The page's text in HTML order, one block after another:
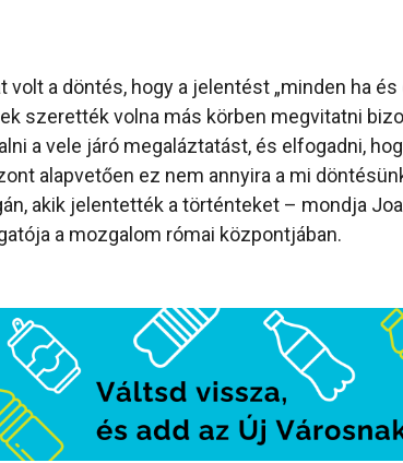
a döntés, hogy a jelentést „minden ha és
szerették volna más körben megvitatni
a vele járó megaláztatást, és elfogadni,
alapvetően ez nem annyira a mi
akik jelentették a történteket – mondja
a mozgalom római központjában.